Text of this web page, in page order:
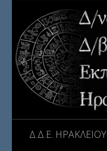
Δ.Δ.Ε. ΗΡΑΚΛΕΙΟΥ